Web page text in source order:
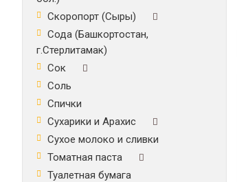
Скоропорт (Сыры)
Сода (Башкортостан,
г.Стерлитамак)
Сок
Соль
Спички
Сухарики и Арахис
Сухое молоко и сливки
Томатная паста
Туалетная бумага